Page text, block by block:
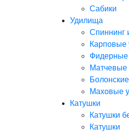
Сабики
Удилища
Спиннинг
Карповые
Фидерные
Матчевые
Маховые
Катушки
Катушки
Катушки